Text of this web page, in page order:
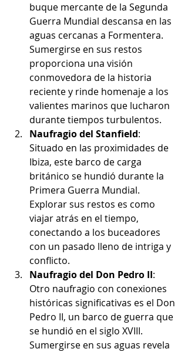
buque mercante de la Segunda
Guerra Mundial descansa en las
aguas cercanas a Formentera.
Sumergirse en sus restos
proporciona una visión
conmovedora de la historia
reciente y rinde homenaje a los
valientes marinos que lucharon
durante tiempos turbulentos.
Naufragio del Stanfield:
Situado en las proximidades de
Ibiza, este barco de carga
británico se hundió durante la
Primera Guerra Mundial.
Explorar sus restos es como
viajar atrás en el tiempo,
conectando a los buceadores
con un pasado lleno de intriga y
conflicto.
Naufragio del Don Pedro II:
Otro naufragio con conexiones
históricas significativas es el Don
Pedro II, un barco de guerra que
se hundió en el siglo XVIII.
Sumergirse en sus aguas revela